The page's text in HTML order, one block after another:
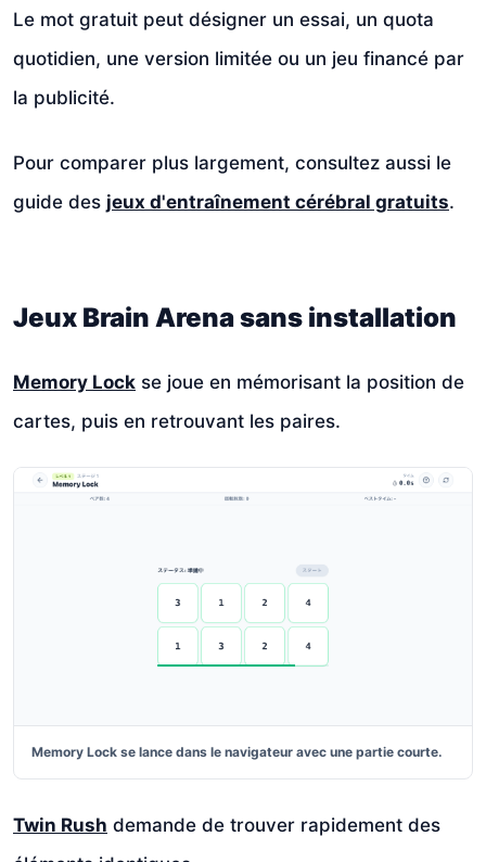
Le mot gratuit peut désigner un essai, un quota
quotidien, une version limitée ou un jeu financé par
la publicité.
Pour comparer plus largement, consultez aussi le
guide des jeux d'entraînement cérébral gratuits.
Jeux Brain Arena sans installation
Memory Lock se joue en mémorisant la position de
cartes, puis en retrouvant les paires.
Memory Lock se lance dans le navigateur avec une partie courte.
Twin Rush demande de trouver rapidement des